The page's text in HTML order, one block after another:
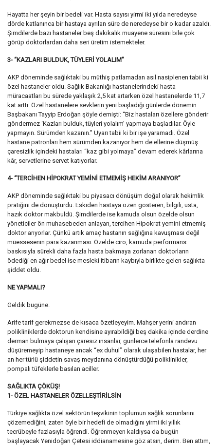
Hayatta her şeyin bir bedeli var. Hasta sayısı yirmi iki yılda neredeyse
dörde katlanınca bir hastaya ayrılan süre de neredeyse bir o kadar azaldı.
Şimdilerde bazı hastaneler beş dakikalık muayene süresini bile çok
görüp doktorlardan daha seri üretim istemekteler.
3- “KAZLARI BULDUK, TÜYLERİ YOLALIM”
AKP döneminde sağlıktaki bu müthiş patlamadan asıl nasiplenen tabii ki
özel hastaneler oldu. Sağlık Bakanlığı hastanelerindeki hasta
müracaatları bu sürede yaklaşık 2,5 kat artarken özel hastanelerde 11,7
kat arttı. Özel hastanelere sevklerin yeni başladığı günlerde dönemin
Başbakanı Tayyip Erdoğan şöyle demişti: “Biz hastaları özellere gönderir
göndermez ‘Kazları bulduk, tüyleri yolalım’ yapmaya başladılar. Öyle
yapmayın. Sürümden kazanın.” Uyarı tabii ki bir işe yaramadı. Özel
hastane patronları hem sürümden kazanıyor hem de ellerine düşmüş
çaresizlik içindeki hastaları “kaz gibi yolmaya” devam ederek kârlarına
kâr, servetlerine servet katıyorlar.
4- “TERCİHEN HİPOKRAT YEMİNİ ETMEMİŞ HEKİM ARANIYOR”
AKP döneminde sağlıktaki bu piyasacı dönüşüm doğal olarak hekimlik
pratiğini de dönüştürdü. Eskiden hastaya özen gösteren, bilgili, usta,
hazık doktor makbuldü. Şimdilerde ise kamuda olsun özelde olsun
yöneticiler ön muhasebeden anlayan, tercihen Hipokrat yemini etmemiş
doktor arıyorlar. Çünkü artık amaç hastanın sağlığına kavuşması değil
müessesenin para kazanması. Özelde ciro, kamuda performans
baskısıyla sürekli daha fazla hasta bakmaya zorlanan doktorların
ödediği en ağır bedel ise mesleki itibarın kaybıyla birlikte gelen sağlıkta
şiddet oldu.
NE YAPMALI?
Geldik bugüne.
Arife tarif gerekmezse de kısaca özetleyeyim. Mahşer yerini andıran
polikliniklerde doktorun kendisine ayırabildiği beş dakika içinde derdine
derman bulmaya çalışan çaresiz insanlar, günlerce telefonla randevu
düşüremeyip hastaneye ancak “ex duhul” olarak ulaşabilen hastalar, her
an her türlü şiddetin savaş meydanına dönüştürdüğü poliklinikler,
pompalı tüfeklerle basılan aciller.
SAĞLIKTA ÇÖKÜŞ!
1- ÖZEL HASTANELER ÖZELLEŞTİRİLSİN
Türkiye sağlıkta özel sektörün teşvikinin toplumun sağlık sorunlarını
çözemediğini, zaten öyle bir hedefi de olmadığını yirmi iki yıllık
tecrübeyle fazlasıyla öğrendi. Öğrenmeyen kaldıysa da bugün
başlayacak Yenidoğan Çetesi iddianamesine göz atsın, derim. Ben attım,